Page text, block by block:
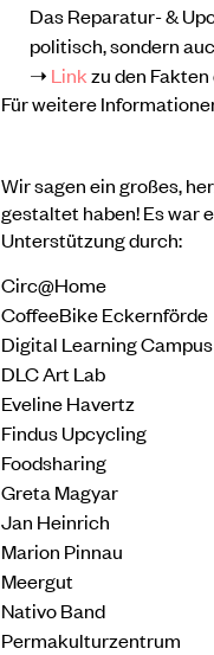
Das Reparatur- &
politisch, sondern
➝ Linkzu den
Für weitere
Wir sagen ein großes,
gestaltet haben! Es war
Unterstützung durch:
Circ@Home
CoffeeBike Eckernförde
Digital Learning Campus
DLC Art Lab
Eveline Havertz
Findus Upcycling
Foodsharing
Greta Magyar
Jan Heinrich
Marion Pinnau
Meergut
Nativo Band
Permakulturzentrum